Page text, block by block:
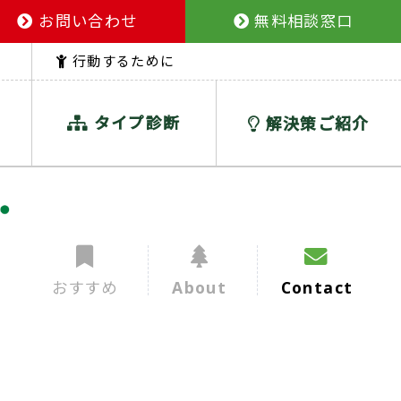
お問い合わせ 無料相談窓口
行動するために
タイプ診断 解決策ご紹介
おすすめ About Contact